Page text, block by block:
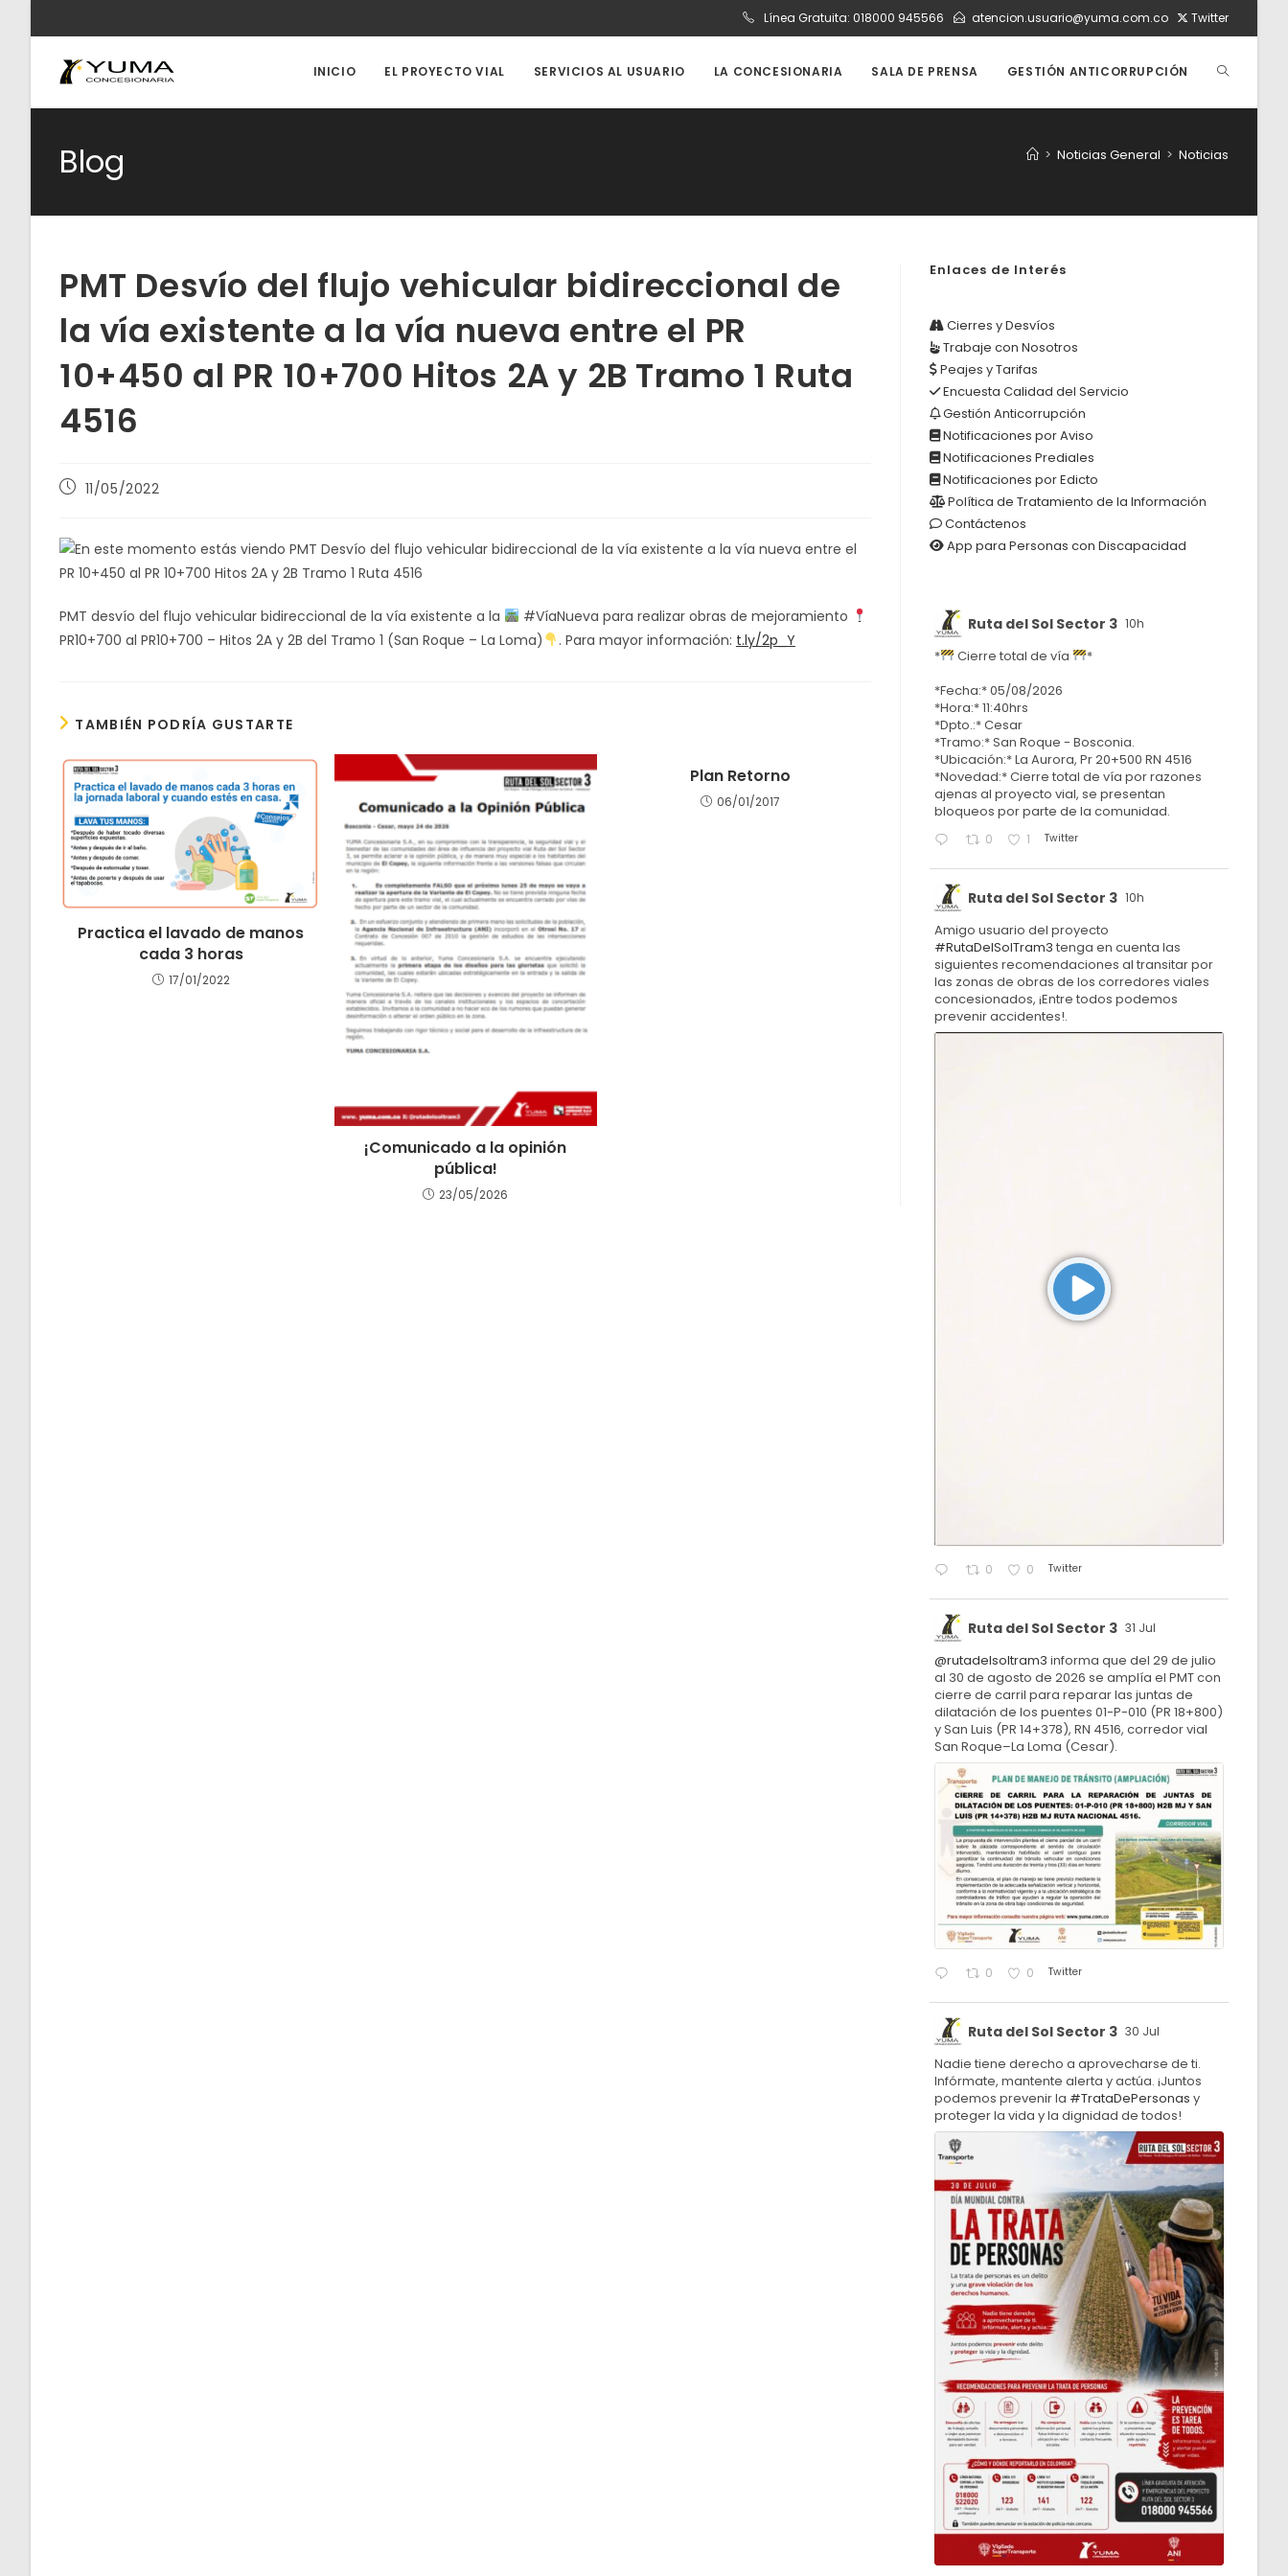
contenido
Línea Gratuita: 018000 945566 atencion.usuario@yuma.com.co Twitter
INICIO EL PROYECTO VIAL SERVICIOS AL USUARIO LA CONCESIONARIA SALA DE PRENSA GESTIÓN ANTICORRUPCIÓN ALTERNAR
DE
Blog > Noticias General > Noticias
PMT Desvío del flujo vehicular bidireccional de
la vía existente a la vía nueva entre el PR
10+450 al PR 10+700 Hitos 2A y 2B Tramo 1 Ruta
4516
Publicación
entrada:
11/05/2022
PMT desvío del flujo vehicular bidireccional de la vía existente a la
#VíaNueva para realizar obras de mejoramiento
PR10+700 al PR10+700 – Hitos 2A y 2B del Tramo 1 (San Roque – La Loma)
. Para mayor información: t.ly/2p_Y
TAMBIÉN PODRÍA GUSTARTE
Practica el lavado de manos
cada 3 horas
17/01/2022
¡Comunicado a la opinión
pública!
23/05/2026
Plan Retorno
06/01/2017
Enlaces de Interés
Cierres y Desvíos
Trabaje con Nosotros
Peajes y Tarifas
Encuesta Calidad del Servicio
Gestión Anticorrupción
Notificaciones por Aviso
Notificaciones Prediales
Notificaciones por Edicto
Política de Tratamiento de la Información
Contáctenos
App para Personas con Discapacidad
Ruta del Sol Sector 3 10h
* Cierre total de vía
*
*Fecha:* 05/08/2026
*Hora:* 11:40hrs
*Dpto.:* Cesar
*Tramo:* San Roque - Bosconia.
*Ubicación:* La Aurora, Pr 20+500 RN 4516
*Novedad:* Cierre total de vía por razones
ajenas al proyecto vial, se presentan
bloqueos por parte de la comunidad.
0 1 Twitter
Ruta del Sol Sector 3 10h
Amigo usuario del proyecto
#RutaDelSolTram3 tenga en cuenta las
siguientes recomendaciones al transitar por
las zonas de obras de los corredores viales
concesionados, ¡Entre todos podemos
prevenir accidentes!.
0 0 Twitter
Ruta del Sol Sector 3 31 Jul
@rutadelsoltram3 informa que del 29 de julio
al 30 de agosto de 2026 se amplía el PMT con
cierre de carril para reparar las juntas de
dilatación de los puentes 01-P-010 (PR 18+800)
y San Luis (PR 14+378), RN 4516, corredor vial
San Roque–La Loma (Cesar).
0 0 Twitter
Ruta del Sol Sector 3 30 Jul
Nadie tiene derecho a aprovecharse de ti.
Infórmate, mantente alerta y actúa. ¡Juntos
podemos prevenir la #TrataDePersonas y
proteger la vida y la dignidad de todos!